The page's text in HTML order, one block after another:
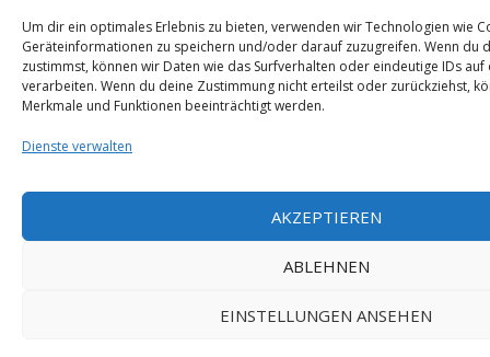
Um dir ein optimales Erlebnis zu bieten, verwenden wir Technologien wie
Geräteinformationen zu speichern und/oder darauf zuzugreifen. Wenn du
zustimmst, können wir Daten wie das Surfverhalten oder eindeutige IDs
verarbeiten. Wenn du deine Zustimmung nicht erteilst oder zurückziehst,
Merkmale und Funktionen beeinträchtigt werden.
Dienste verwalten
AKZEPTIEREN
ABLEHNEN
EINSTELLUNGEN ANSEHEN